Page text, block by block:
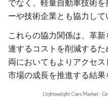
でなく、軽量自動車技術
ーや技術企業とも協力して
これらの協力関係は、革
連するコストを削減する
両においてもよりアクセス
市場の成長を推進する結果